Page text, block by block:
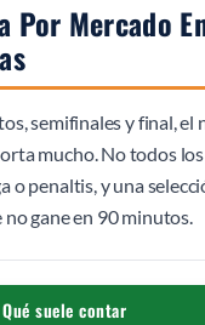
Por Mercado
semifinales y final, el
mucho. No todos
o penaltis, y una
gane en 90 minutos.
Qué suele contar